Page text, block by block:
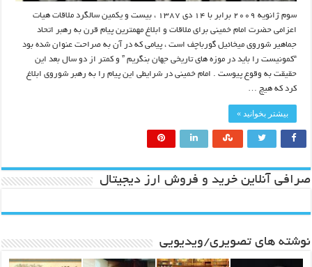
سوم ژانویه ۲۰۰۹ برابر با ۱۴ دی ۱۳۸۷ ، بیست و یکمین سالگرد ملاقات هیات
اعزامی حضرت امام خمینی برای ملاقات و ابلاغ مهمترین پیام قرن به رهبر اتحاد
جماهیر شوروی میخائیل گورباچف است ، پیامی که در آن به صراحت عنوان شده بود
“کمونیست را باید در موزه های تاریخی جهان بنگریم ” و کمتر از دو سال بعد این
حقیقت به وقوع پیوست . امام خمینی در شرایطی این پیام را به رهبر شوروی ابلاغ
کرد که هیچ …
بیشتر بخوانید »
صرافی آنلاین خرید و فروش ارز دیجیتال
نوشته های تصویری/ویدیویی